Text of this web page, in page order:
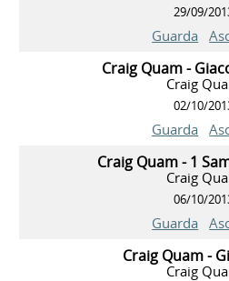
29/09/
Guarda
Craig Quam -
Craig
02/10/
Guarda
Craig Quam - 1
Craig
06/10/
Guarda
Craig Quam -
Craig